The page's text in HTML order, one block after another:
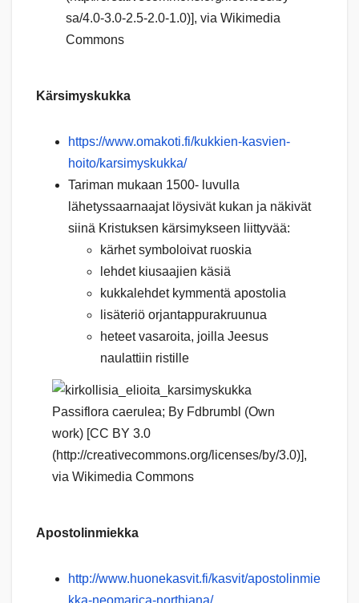
sa/4.0-3.0-2.5-2.0-1.0)], via Wikimedia
Commons
Kärsimyskukka
https://www.omakoti.fi/kukkien-kasvien-
hoito/karsimyskukka/
Tariman mukaan 1500- luvulla
lähetyssaarnaajat löysivät kukan ja näkivät
siinä Kristuksen kärsimykseen liittyvää:
kärhet symboloivat ruoskia
lehdet kiusaajien käsiä
kukkalehdet kymmentä apostolia
lisäteriö orjantappurakruunua
heteet vasaroita, joilla Jeesus
naulattiin ristille
Passiflora caerulea; By Fdbrumbl (Own
work) [CC BY 3.0
(http://creativecommons.org/licenses/by/3.0)],
via Wikimedia Commons
Apostolinmiekka
http://www.huonekasvit.fi/kasvit/apostolinmie
kka-neomarica-northiana/